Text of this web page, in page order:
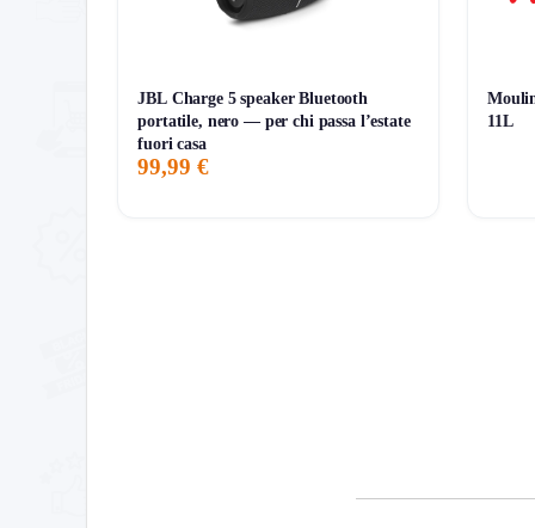
Storico Prezzo
JBL Charge 5 speaker Bluetooth
portatile, nero — per chi passa l’estate
fuori casa
99,99 €
11L